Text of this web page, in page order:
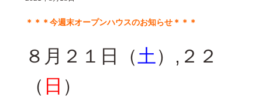
＊＊＊今週末オープンハウスのお知らせ＊＊＊
８月２１日（ 土 ）, ２２
（ 日 ）